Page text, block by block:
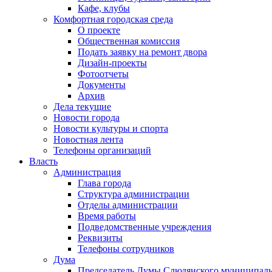
Кафе, клубы
Комфортная городская среда
О проекте
Общественная комиссия
Подать заявку на ремонт двора
Дизайн-проекты
Фотоотчеты
Документы
Архив
Дела текущие
Новости города
Новости культуры и спорта
Новостная лента
Телефоны организаций
Власть
Администрация
Глава города
Структура администрации
Отделы администрации
Время работы
Подведомственные учреждения
Реквизиты
Телефоны сотрудников
Дума